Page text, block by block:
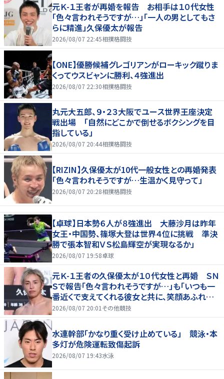
元Ｋ-１王者が再婚を報告 お相手は１０代女性
「色々言われそうですが…」「一人の男としてもさ
らに精進」久保優太が報告
2026/08/07 22:45相撲格闘技
【ONE】優勝候補グレゴリアンがローキック蹴りま
くってウスビャンに勝利、４強進出
2026/08/07 22:30相撲格闘技
丸元大五郎、９・２３大阪でユース世界王座決定
戦出場 「自然にどこかで倒せるボクシングを目
指している」
2026/08/07 20:44相撲格闘技
【RIZIN】久保優太が10代一般女性との再婚発表
「色々言われそうですが…生温かく見守って」
2026/08/07 20:28相撲格闘技
【卓球】日本勢６人が８強進出 大藤沙月は昨年
女王・中国勢、篠塚大登は世界４位に挑戦 準決
勝で張本智和ＶＳ松島輝空が実現なるか」
2026/08/07 19:58卓球
元Ｋ-１王者の久保優太が１０代女性と再婚 ＳＮ
Ｓで報告「色々言われそうですが…」も「いつも一
番近くで支えてくれる彼女と共に、笑顔あふれる
家庭を築いていきたい」
2026/08/07 20:01 その他競技
水連幹部「かなり重く受け止めている」 競泳・本
多灯が危険運転致傷起訴
2026/08/07 19:43水泳